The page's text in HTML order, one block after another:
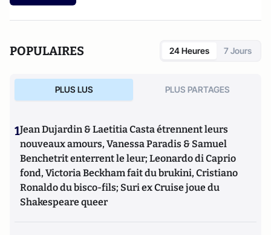
POPULAIRES 24 Heures 7 Jours
PLUS LUS PLUS PARTAGES
1Jean Dujardin & Laetitia Casta étrennent leurs
nouveaux amours, Vanessa Paradis & Samuel
Benchetrit enterrent le leur; Leonardo di Caprio
fond, Victoria Beckham fait du brukini, Cristiano
Ronaldo du bisco-fils; Suri ex Cruise joue du
Shakespeare queer